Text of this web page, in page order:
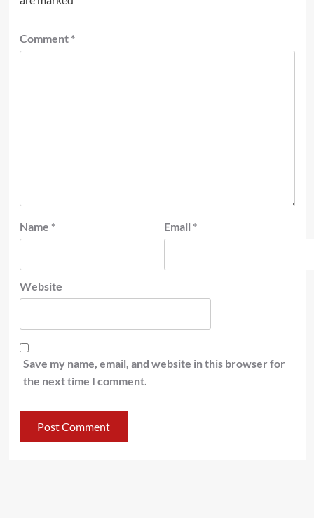
Comment *
Name * Email *
Website
Save my name, email, and website in this browser for
the next time I comment.